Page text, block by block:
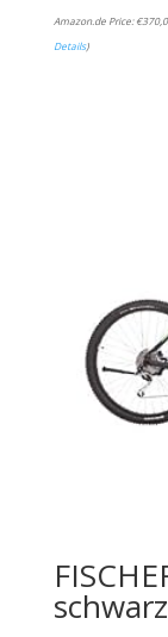
Amazon.de Price:€
Details)